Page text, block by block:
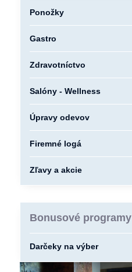
Ponožky
Gastro
Zdravotníctvo
Salóny - Wellness
Úpravy odevov
Firemné logá
Zľavy a akcie
Bonusové programy
Darčeky na výber